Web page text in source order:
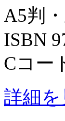
A5判
ISBN
Cコー
詳細を